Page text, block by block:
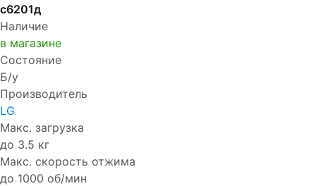
с6201д
Наличие
в магазине
Состояние
Б/у
Производитель
LG
Макс. загрузка
до 3.5 кг
Макс. скорость отжима
до 1000 об/мин